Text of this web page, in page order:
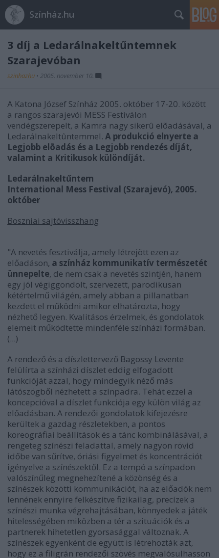
Színház.hu
3 díj a Ledarálnakeltűntemnek
Szarajevóban
szinhazhu • 2005. november 10.
A Katona József Színház 2005. október 17-20. között
a rangos szarajevói MESS Festiválon
vendégszerepelt, a Kamra nagy sikerû elõadásával, a
Ledarálnakeltûntemmel. A produkció elnyerte a
Legjobb elõadás és a Legjobb rendezés díját,
valamint a Kritikusok különdíját.
Ledarálnakeltűntem
International Mess Festival (Szarajevó), 2005.
október
Boszniai sajtóvisszhang
"A nevetés fesztiválja, amely létrejött ezen az
előadáson, a színház kommunikatív természetét
ünnepelte, de nem csak a nevetés szintjén, hanem
egy jól végiggondolt, szervezett, parodikusan
kétértelmű világén, amely abban a pillanatban
kezdett el működni amikor elhatározta, hogy
nézhető legyen. Kvalitásos érzelmek, és gondolatok
elemeit működtette mindenféle színházi formában.
(...)
A rendező és a díszlettervező Bagossy Levente
felülírta a színházi díszlet eddig elfogadott
funkcióját azzal, hogy mindegyik néző más
látószögből nézhetett a színpadra. Tehát ezzel a
koncepcióval a díszlet funkciója egy külön világ az
előadásban. A rendezői gondolatok kifejezésre
kerültek a gazdag részletekben, a pontos
koreográfiai beállítások és a tánc kombinálásával, a
rengeteg színészi feladattal, amely nagyon rövid
időbe van sűrítve, óriási figyelmet és koncentrációt
igényelve a színészektől. Ez a tempó a színpadon
valószínűleg megnehezítené a közönség és a
színészek közötti kommunikációt, ha az előadók nem
lennének ennyire felkészítve fizikailag, precízek a
színészi munka végrehajtásában, könnyedek a játék
hitelességében miközben a tér a szituációk és a
partnerek hihetetlen gyorsasággal változnak. A
színészek egyenként de együtt is létrehozták azt,
hogy ez a filigrán rendezői szövés megvalósulhasson